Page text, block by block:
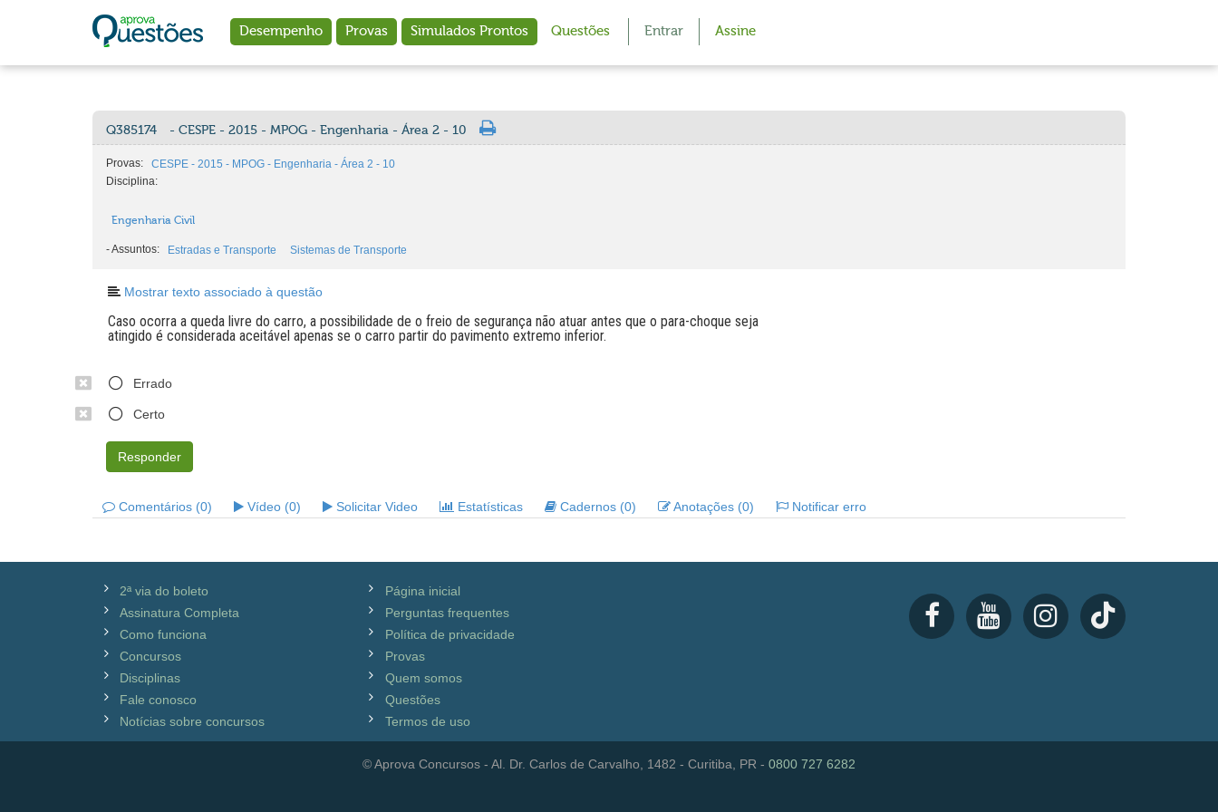
Desempenho Provas Simulados Prontos Questões Entrar Assine
Q385174 - CESPE - 2015 - MPOG - Engenharia - Área 2 - 10
Provas:
CESPE - 2015 - MPOG - Engenharia - Área 2 - 10
Disciplina:
Engenharia Civil
-Assuntos: Estradas e Transporte Sistemas de Transporte
Mostrar texto associado à questão
Caso ocorra a queda livre do carro, a possibilidade de o freio de segurança não atuar antes que o para-choque seja
atingido é considerada aceitável apenas se o carro partir do pavimento extremo inferior.
Errado
Certo
Responder
Comentários (0) Vídeo (0) Solicitar Video Estatísticas Cadernos (0) Anotações (0) Notificar erro
2ª via do boleto
Assinatura Completa
Como funciona
Concursos
Disciplinas
Fale conosco
Notícias sobre concursos
Página inicial
Perguntas frequentes
Política de privacidade
Provas
Quem somos
Questões
Termos de uso
© Aprova Concursos - Al. Dr. Carlos de Carvalho, 1482 - Curitiba, PR - 0800 727 6282